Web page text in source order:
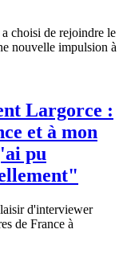
choisi de rejoindre le
nouvelle impulsion à
Largorce :
et à mon
pu
d'interviewer
de France à